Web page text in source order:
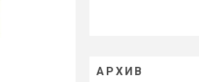
АРХИВ